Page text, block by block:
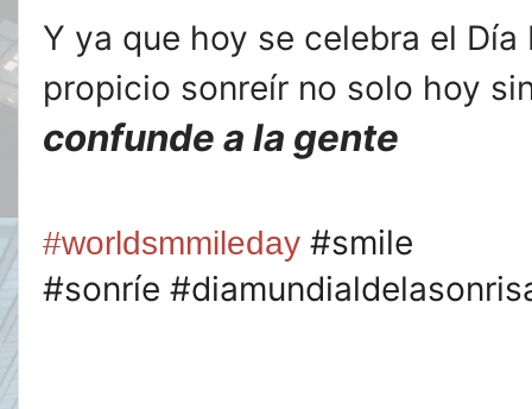
Y ya que hoy se celebra el
propicio sonreír no solo hoy
confunde a la gente
#worldsmmileday #smile
#sonríe